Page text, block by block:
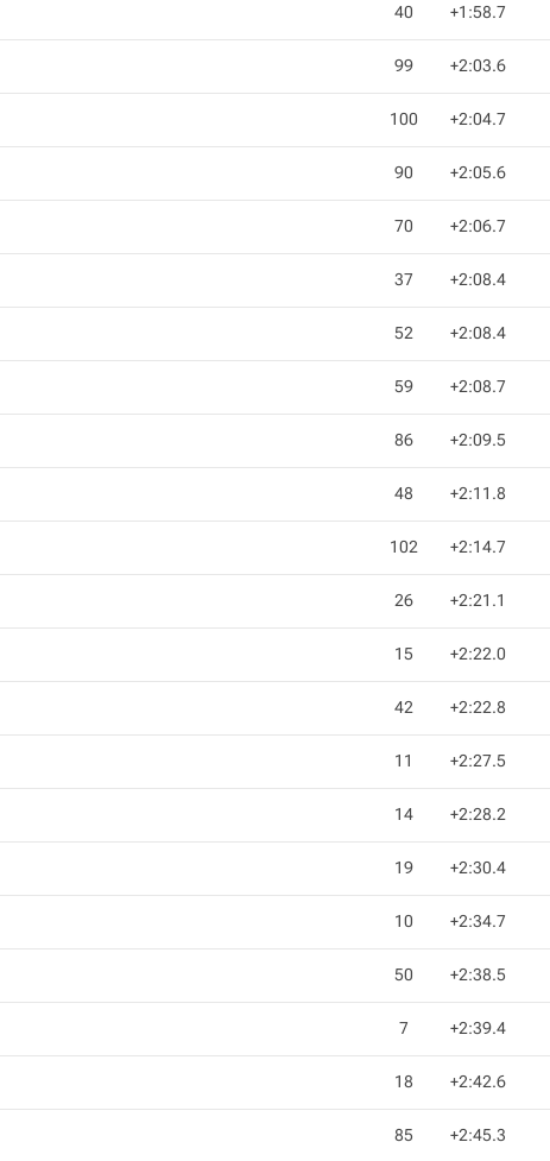
40 +1:58.7
99 +2:03.6
100 +2:04.7
90 +2:05.6
70 +2:06.7
37 +2:08.4
52 +2:08.4
59 +2:08.7
86 +2:09.5
48 +2:11.8
102 +2:14.7
26 +2:21.1
15 +2:22.0
42 +2:22.8
11 +2:27.5
14 +2:28.2
19 +2:30.4
10 +2:34.7
50 +2:38.5
7 +2:39.4
18 +2:42.6
85 +2:45.3